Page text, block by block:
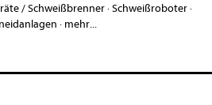
/ Schweißbrenner·Schweißroboter·
· mehr...